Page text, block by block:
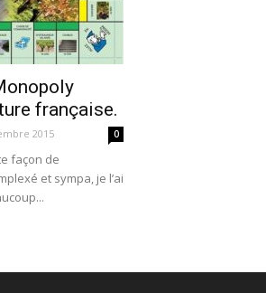
française.
2015 0
façon de
et sympa, je l’ai